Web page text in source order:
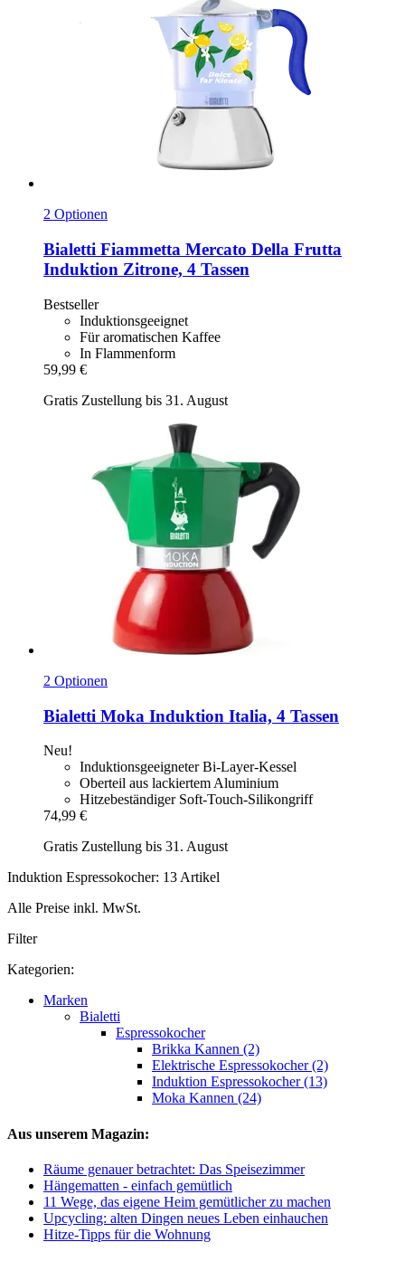
2 Optionen
Bialetti Fiammetta Mercato Della Frutta
Induktion Zitrone, 4 Tassen
Bestseller
Induktionsgeeignet
Für aromatischen Kaffee
In Flammenform
59,99 €
Gratis Zustellung bis 31. August
2 Optionen
Bialetti Moka Induktion Italia, 4 Tassen
Neu!
Induktionsgeeigneter Bi-Layer-Kessel
Oberteil aus lackiertem Aluminium
Hitzebeständiger Soft-Touch-Silikongriff
74,99 €
Gratis Zustellung bis 31. August
Induktion Espressokocher: 13 Artikel
Alle Preise inkl. MwSt.
Filter
Kategorien:
Marken
Bialetti
Espressokocher
Brikka Kannen (2)
Elektrische Espressokocher (2)
Induktion Espressokocher (13)
Moka Kannen (24)
Aus unserem Magazin:
Räume genauer betrachtet: Das Speisezimmer
Hängematten - einfach gemütlich
11 Wege, das eigene Heim gemütlicher zu machen
Upcycling: alten Dingen neues Leben einhauchen
Hitze-Tipps für die Wohnung